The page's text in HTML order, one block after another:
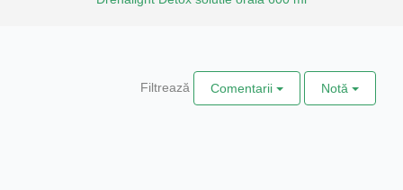
Filtrează Comentarii Notă